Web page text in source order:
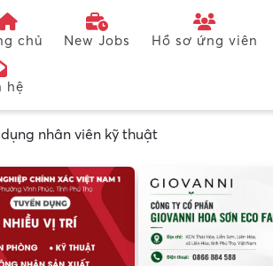
chủ New Jobs Hồ sơ ứng viên
hệ
nhân viên kỹ thuật